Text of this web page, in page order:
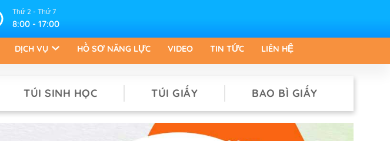
Thứ 2 - Thứ 7
8:00 - 17:00
DỊCH VỤ HỒ SƠ NĂNG LỰC VIDEO TIN TỨC LIÊN HỆ
TÚI SINH HỌC TÚI GIẤY BAO BÌ GIẤY